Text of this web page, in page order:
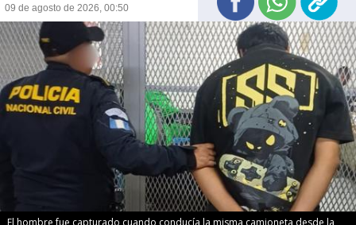
09 de agosto de 2026, 00:50
El hombre fue capturado cuando conducía la misma camioneta desde la